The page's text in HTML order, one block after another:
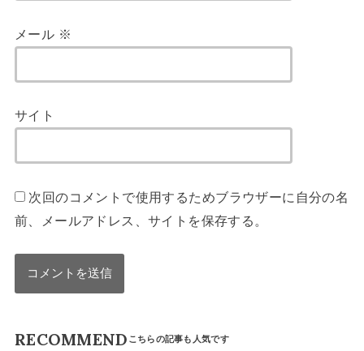
メール ※
サイト
次回のコメントで使用するためブラウザーに自分の名
前、メールアドレス、サイトを保存する。
RECOMMEND